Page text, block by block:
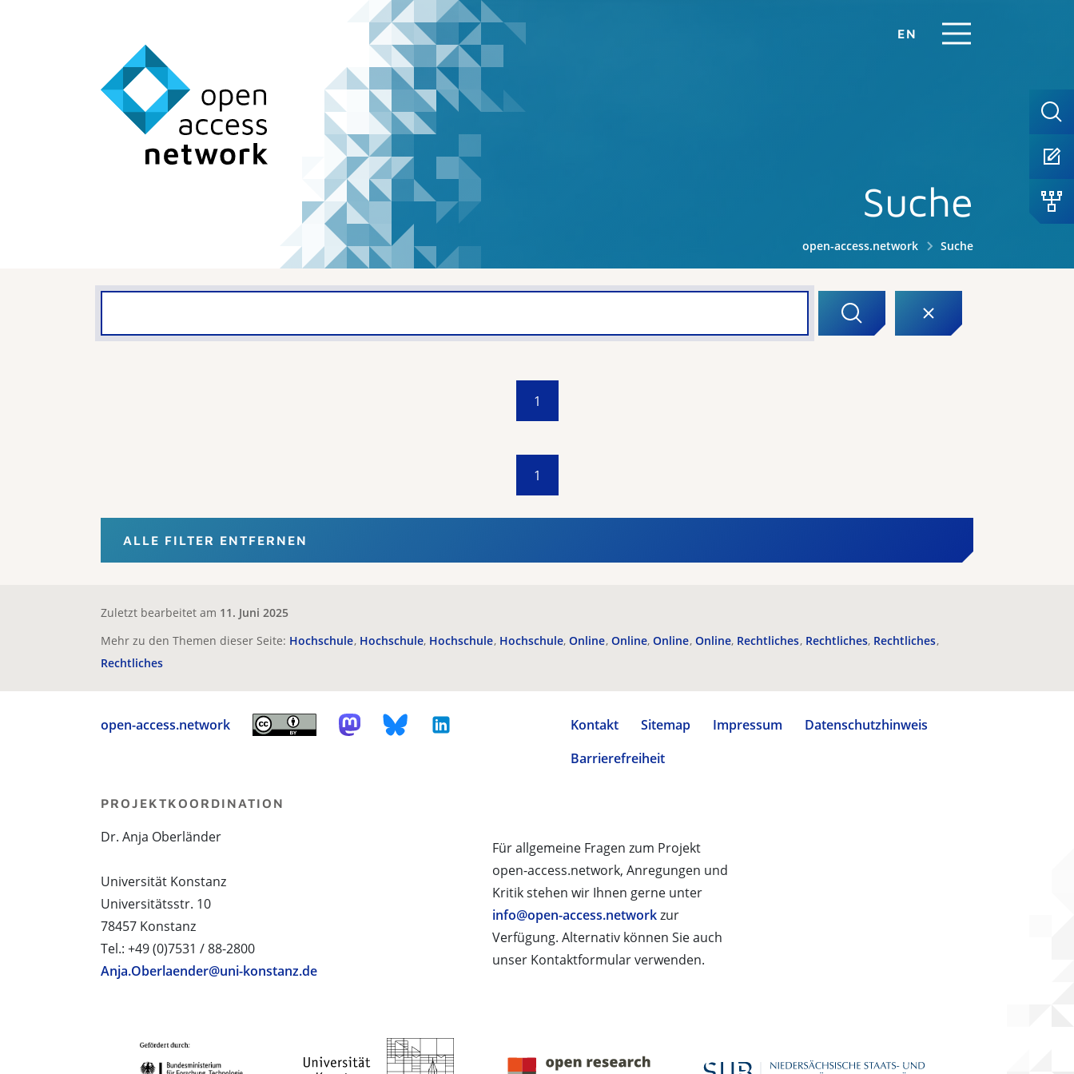
EN
Suche
open-access.network Suche
1
1
ALLE FILTER ENTFERNEN
Zuletzt bearbeitet am 11. Juni 2025
Mehr zu den Themen dieser Seite: Hochschule Hochschule Hochschule Hochschule Online Online Online Online Rechtliches Rechtliches Rechtliches
Rechtliches
open-access.network Kontakt Sitemap Impressum
Datenschutzhinweis
Barrierefreiheit
Für allgemeine Fragen zum Projekt
open-access.network, Anregungen und
Kritik stehen wir Ihnen gerne unter
info@open-access.networkzur
Verfügung. Alternativ können Sie auch
unser Kontaktformular verwenden.
PROJEKTKOORDINATION
Dr. Anja Oberländer
Universität Konstanz
Universitätsstr. 10
78457 Konstanz
Tel.: +49 (0)7531 / 88-2800
Anja.Oberlaender@uni-konstanz.de